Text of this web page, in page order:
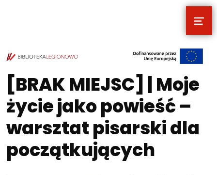
POCZYTALNIA – NOWE MIEJSCE NA
TWOJE NOWE MIEJSCE NA TWOJE KULTURALNE EKSPLORACJE
[BRAK MIEJSC] | Moje
życie jako powieść –
warsztat pisarski dla
początkujących